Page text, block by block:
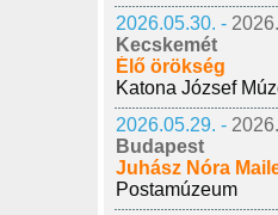
2026.05.30. -
Kecskemét
Élő örökség
Katona József
2026.05.29. -
Budapest
Juhász Nóra
Postamúzeum